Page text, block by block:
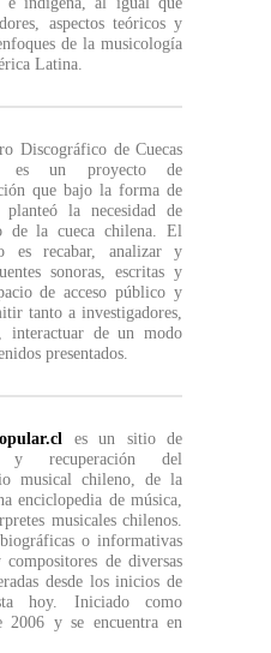
aspectos teóricos y
de la musicología
Latina.
Discográfico de Cuecas
es un proyecto de
que bajo la forma de
la necesidad de
de la cueca chilena. El
es recabar, analizar y
sonoras, escritas y
de acceso público y
tanto a investigadores,
interactuar de un modo
presentados.
es un sitio de
y recuperación del
musical chileno, de la
enciclopedia de música,
musicales chilenos.
o informativas
de diversas
desde los inicios de
hoy. Iniciado como
2006 y se encuentra en